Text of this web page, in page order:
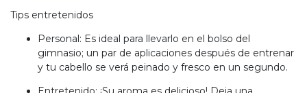
Tips entretenidos
Personal: Es ideal para llevarlo en el bolso del
gimnasio; un par de aplicaciones después de entrenar
y tu cabello se verá peinado y fresco en un segundo.